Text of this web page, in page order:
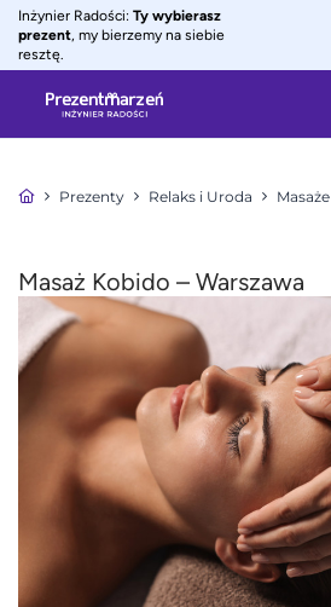
Inżynier Radości: Ty wybierasz
prezent, my bierzemy na siebie
resztę.
Prezenty Relaks i Uroda Masaże
Masaż Kobido – Warszawa